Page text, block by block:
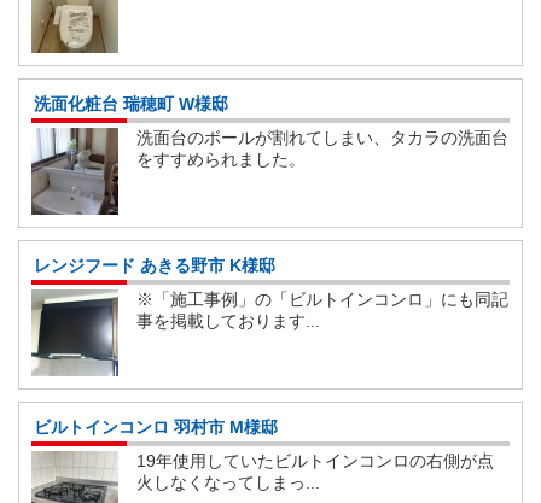
洗面化粧台 瑞穂町 W様邸
洗面台のボールが割れてしまい、タカラの洗面台
をすすめられました。
レンジフード あきる野市 K様邸
※「施工事例」の「ビルトインコンロ」にも同記
事を掲載しております...
ビルトインコンロ 羽村市 M様邸
19年使用していたビルトインコンロの右側が点
火しなくなってしまっ...